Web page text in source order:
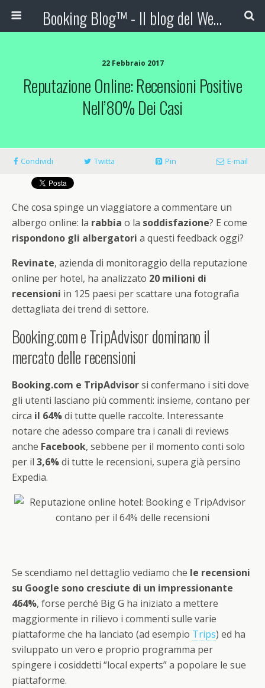
Booking Blog™ - Il blog del Web Marketing Turistico
22 Febbraio 2017
Reputazione Online: Recensioni Positive
Nell’80% Dei Casi
Condividi Twitta Pin E-mail
Che cosa spinge un viaggiatore a commentare un
albergo online: la rabbia o la soddisfazione? E come
rispondono gli albergatori a questi feedback oggi?
Revinate, azienda di monitoraggio della reputazione
online per hotel, ha analizzato 20 milioni di
recensioni in 125 paesi per scattare una fotografia
dettagliata dei trend di settore.
Booking.com e TripAdvisor dominano il
mercato delle recensioni
Booking.com e TripAdvisorsi confermano i siti dove
gli utenti lasciano più commenti: insieme, contano per
circa il 64%di tutte quelle raccolte. Interessante
notare che adesso compare tra i canali di reviews
anche Facebook, sebbene per il momento conti solo
per il 3,6%di tutte le recensioni, supera già persino
Expedia.
Se scendiamo nel dettaglio vediamo che le recensioni
su Google sono cresciute di un impressionante
464%, forse perché Big G ha iniziato a mettere
maggiormente in rilievo i commenti sulle varie
piattaforme che ha lanciato (ad esempio Trips) ed ha
sviluppato un vero e proprio programma per
spingere i cosiddetti “local experts” a popolare le sue
piattaforme.